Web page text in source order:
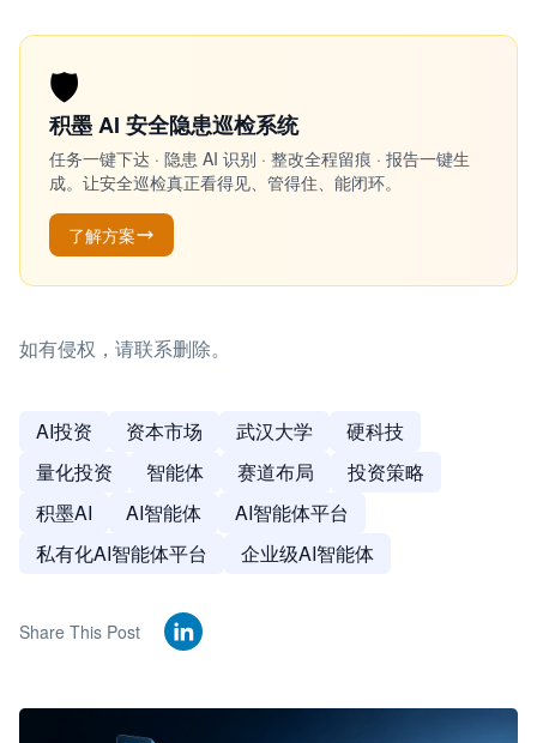
🛡️
积墨 AI 安全隐患巡检系统
任务一键下达 · 隐患 AI 识别 · 整改全程留痕 · 报告一键生
成。让安全巡检真正看得见、管得住、能闭环。
了解方案
如有侵权，请联系删除。
AI投资 资本市场 武汉大学
硬科技
量化投资
智能体 赛道布局
投资策略
积墨AI
AI智能体
AI智能体平台
私有化AI智能体平台
企业级AI智能体
Share This Post